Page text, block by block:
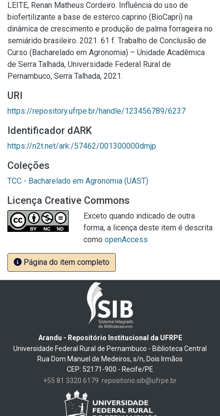
LEITE, Renan Matheus Cordeiro. Influência do uso de
biofertilizante a base de esterco caprino (BioCapri) na
dinâmica de crescimento e produção de palma forrageira no
semiárido brasileiro. 2021. 61 f. Trabalho de Conclusão de
Curso (Bacharelado em Agronomia) – Unidade Acadêmica
de Serra Talhada, Universidade Federal Rural de
Pernambuco, Serra Talhada, 2021.
URI
https://repository.ufrpe.br/handle/123456789/6237
Identificador dARK
https://n2t.net/ark:/57462/001300000dmjp
Coleções
TCC - Bacharelado em Agronomia (UAST)
Licença Creative Commons
Exceto quando indicado de outra
forma, a licença deste item é descrita
como openAccess
Página do item completo
Arandu - Repositório Institucional da UFRPE
Universidade Federal Rural de Pernambuco - Biblioteca Central
Rua Dom Manuel de Medeiros, s/n, Dois Irmãos
CEP: 52171-900 - Recife/PE
+55 81 3320 6179 repositorio.sib@ufrpe.br